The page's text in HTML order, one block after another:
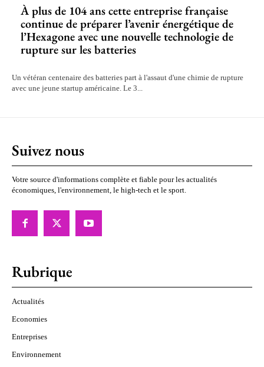
À plus de 104 ans cette entreprise française
continue de préparer l’avenir énergétique de
l’Hexagone avec une nouvelle technologie de
rupture sur les batteries
Un vétéran centenaire des batteries part à l'assaut d'une chimie de rupture
avec une jeune startup américaine. Le 3...
Suivez nous
Votre source d'informations complète et fiable pour les actualités
économiques, l'environnement, le high-tech et le sport.
Rubrique
Actualités
Economies
Entreprises
Environnement